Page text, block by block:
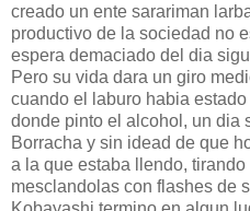
creado un ente sarariman
productivo de la sociedad no
espera demaciado del dia
Pero su vida dara un giro
cuando el laburo habia
donde pinto el alcohol, un dia
Borracha y sin idead de que
a la que estaba llendo,
mesclandolas con flashes de